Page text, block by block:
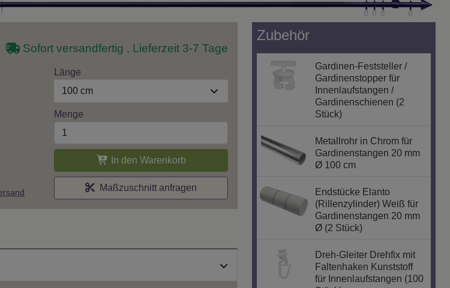
Sofort versandfertig , Lieferzeit 3-7 Tage
Länge
100 cm
Menge
In den Warenkorb
Maßzuschnitt anfragen
Zubehör
Gardinen-Feststeller /
Gardinenstopper für
Innenlaufstangen /
Gardinenschienen (2
Stück)
Metallrohr in Chrom für
Gardinenstangen 20 mm
Ø 100 cm
Endstücke Elanto
(Rillenzylinder) Weiß für
Gardinenstangen 20 mm
Ø (2 Stück)
Dreh-Gleiter Drehfix mit
Faltenhaken Kunststoff
für Innenlaufstangen (100